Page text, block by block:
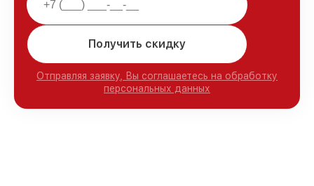
Получить скидку
Отправляя заявку, Вы соглашаетесь на обработку
персональных данных